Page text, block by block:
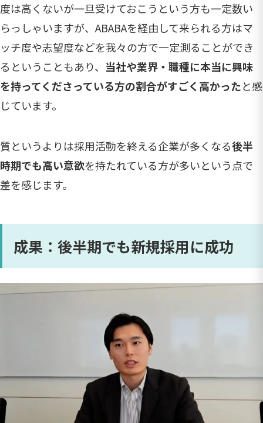
度は高くないが一旦受けておこうという方も一定数い
らっしゃいますが、ABABAを経由して来られる方はマ
ッチ度や志望度などを我々の方で一定測ることができ
るということもあり、 当社や業界・職種に本当に興味
を持ってくださっている方の割合がすごく高かったと感
じています。
質というよりは採用活動を終える企業が多くなる後半
時期でも高い意欲を持たれている方が多いという点で
差を感じます。
成果：後半期でも新規採用に成功